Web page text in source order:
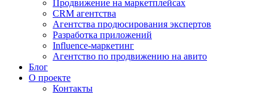
Продвижение на маркетплейсах
CRM агентства
Агентства продюсирования экспертов
Разработка приложений
Influence-маркетинг
Агентство по продвижению на авито
Блог
О проекте
Контакты